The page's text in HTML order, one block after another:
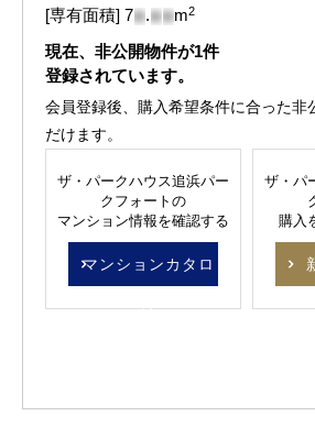
[専有面積] 7- .- - m2
現在、非公開物件が1件
登録されています。
会員登録後、購入希望条件に合った非
だけます。
ザ・パークハウス追浜パー
クフォートの
マンション情報を確認する
マンションカタロ
グ
ザ・パ
購入